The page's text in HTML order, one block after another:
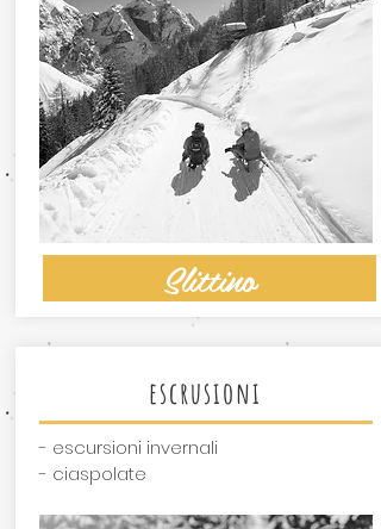
Slittino
escrusioni
- escursioni invernali
- ciaspolate